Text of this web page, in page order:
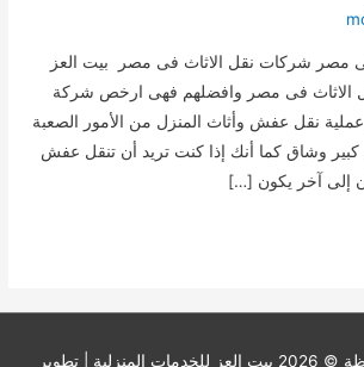
مصر شركات نقل الاثاث فى مصر بيت العز
الاثاث فى مصر وافضلهم فهى ارخص شركة
عملية نقل عفش وأثاث المنزل من الأمور الصعبة
كبير وشاق كما أنك إذا كنت تريد أن تنقل عفش
إلى آخر يكون […]
2026 بيت العز للخدمات المنزلية | تطوير